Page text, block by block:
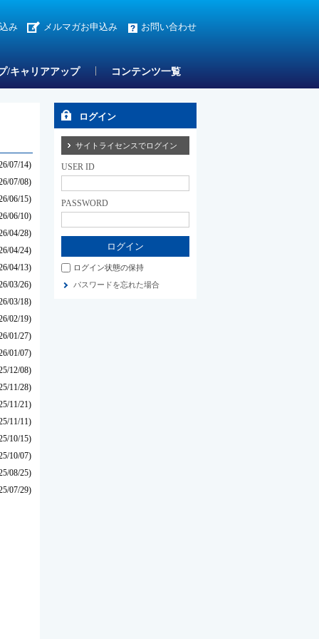
み メルマガお申込み お問い合わせ
/キャリアアップ コンテンツ一覧
07/14)
07/08)
06/15)
06/10)
04/28)
04/24)
04/13)
03/26)
03/18)
02/19)
01/27)
01/07)
12/08)
11/28)
11/21)
11/11)
10/15)
10/07)
08/25)
07/29)
ログイン
サイトライセンスでログイン
USER ID
PASSWORD
ログイン状態の保持
パスワードを忘れた場合